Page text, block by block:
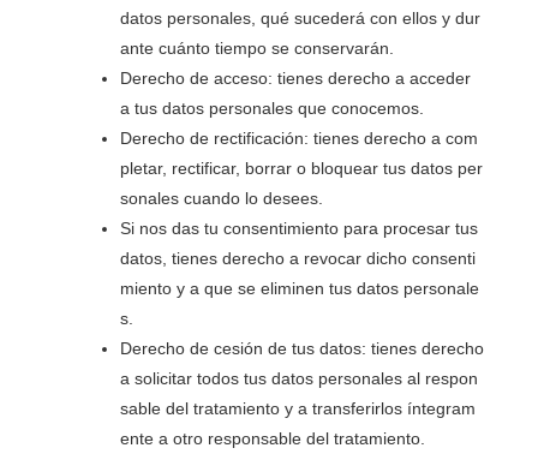
datos personales, qué sucederá con ellos y dur
ante cuánto tiempo se conservarán.
Derecho de acceso: tienes derecho a acceder
a tus datos personales que conocemos.
Derecho de rectificación: tienes derecho a com
pletar, rectificar, borrar o bloquear tus datos per
sonales cuando lo desees.
Si nos das tu consentimiento para procesar tus
datos, tienes derecho a revocar dicho consenti
miento y a que se eliminen tus datos personale
s.
Derecho de cesión de tus datos: tienes derecho
a solicitar todos tus datos personales al respon
sable del tratamiento y a transferirlos íntegram
ente a otro responsable del tratamiento.